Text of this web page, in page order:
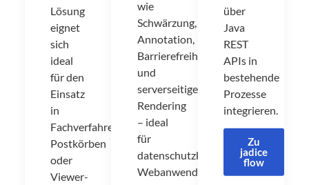
Lösung
eignet
sich
ideal
für den
Einsatz
in
Fachverfahren,
Postkörben
oder
Viewer-
wie
Schwärzung,
Annotation,
Barrierefreiheit
und
serverseitiges
Rendering
– ideal
für
datenschutzkonforme
Webanwendungen.
über
Java
REST
APIs in
bestehende
Prozesse
integrieren.
Zu
jadice
flow